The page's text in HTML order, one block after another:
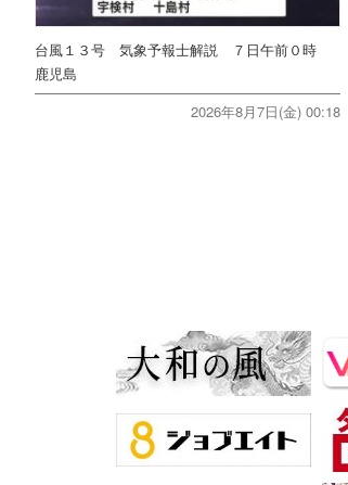
台風１３号 気象予報士解説 ７日午前０時
鹿児島
2026年8月7日(金) 00:18